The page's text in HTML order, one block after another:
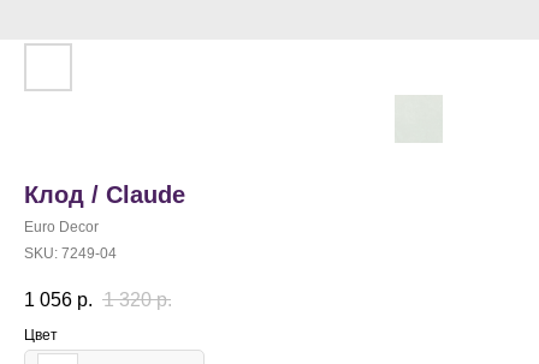
Клод / Claude
Euro Decor
SKU: 7249-04
1 056 р. 1 320 р.
Цвет